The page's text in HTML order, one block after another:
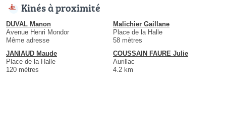
Kinés à proximité
DUVAL Manon
Avenue Henri Mondor
Même adresse
Malichier Gaillane
Place de la Halle
58 mètres
JANIAUD Maude
Place de la Halle
120 mètres
COUSSAIN FAURE Julie
Aurillac
4.2 km